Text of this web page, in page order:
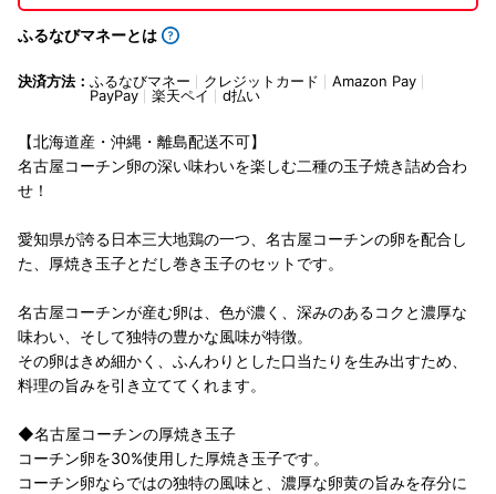
ふるなびマネーとは
決済方法： ふるなびマネー クレジットカード
Amazon Pay
PayPay
楽天ペイ d払い
【北海道産・沖縄・離島配送不可】
名古屋コーチン卵の深い味わいを楽しむ二種の玉子焼き詰め合わ
せ！
愛知県が誇る日本三大地鶏の一つ、名古屋コーチンの卵を配合し
た、厚焼き玉子とだし巻き玉子のセットです。
名古屋コーチンが産む卵は、色が濃く、深みのあるコクと濃厚な
味わい、そして独特の豊かな風味が特徴。
その卵はきめ細かく、ふんわりとした口当たりを生み出すため、
料理の旨みを引き立ててくれます。
◆名古屋コーチンの厚焼き玉子
コーチン卵を30%使用した厚焼き玉子です。
コーチン卵ならではの独特の風味と、濃厚な卵黄の旨みを存分に